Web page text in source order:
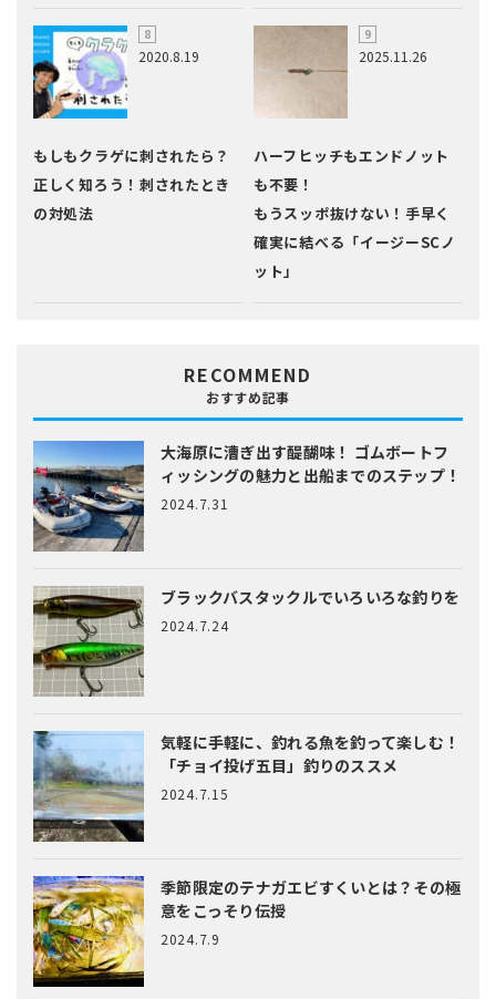
2020.8.19
もしもクラゲに刺されたら？
正しく知ろう！刺されたとき
の対処法
2025.11.26
ハーフヒッチもエンドノット
も不要！
もうスッポ抜けない！手早く
確実に結べる「イージーSCノ
ット」
RECOMMEND
おすすめ記事
大海原に漕ぎ出す醍醐味！ ゴムボートフ
ィッシングの魅力と出船までのステップ！
2024.7.31
ブラックバスタックルでいろいろな釣りを
2024.7.24
気軽に手軽に、釣れる魚を釣って楽しむ！
「チョイ投げ五目」釣りのススメ
2024.7.15
季節限定のテナガエビすくいとは？ その極
意をこっそり伝授
2024.7.9